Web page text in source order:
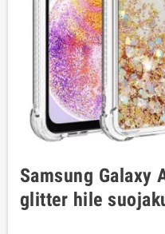
Samsung Galaxy
glitter hile